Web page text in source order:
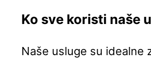
Ko sve koristi naše
Naše usluge su idealne